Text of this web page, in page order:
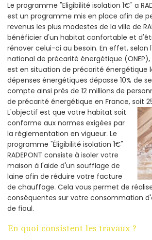
Le programme "Eligibilité isolation 1€" a
est un programme mis en place afin de
revenus les plus modestes de la ville de
bénéficier d'un habitat confortable et
rénover celui-ci au besoin. En effet, selon
national de précarité énergétique
est en situation de précarité énergétique
dépenses énergétiques dépasse 10% de
compte ainsi près de 12 millions de
de précarité énergétique en France, soit
L'objectif est que votre habitat soit
conforme aux normes exigées par
la réglementation en vigueur. Le
programme "Éligibilité isolation 1€"
RADEPONT consiste à isoler votre
maison à l'aide d'un soufflage de
laine afin de réduire votre facture
de chauffage. Cela vous permet de
conséquentes sur votre consommation
de fioul.
En quoi consistent les travaux ?